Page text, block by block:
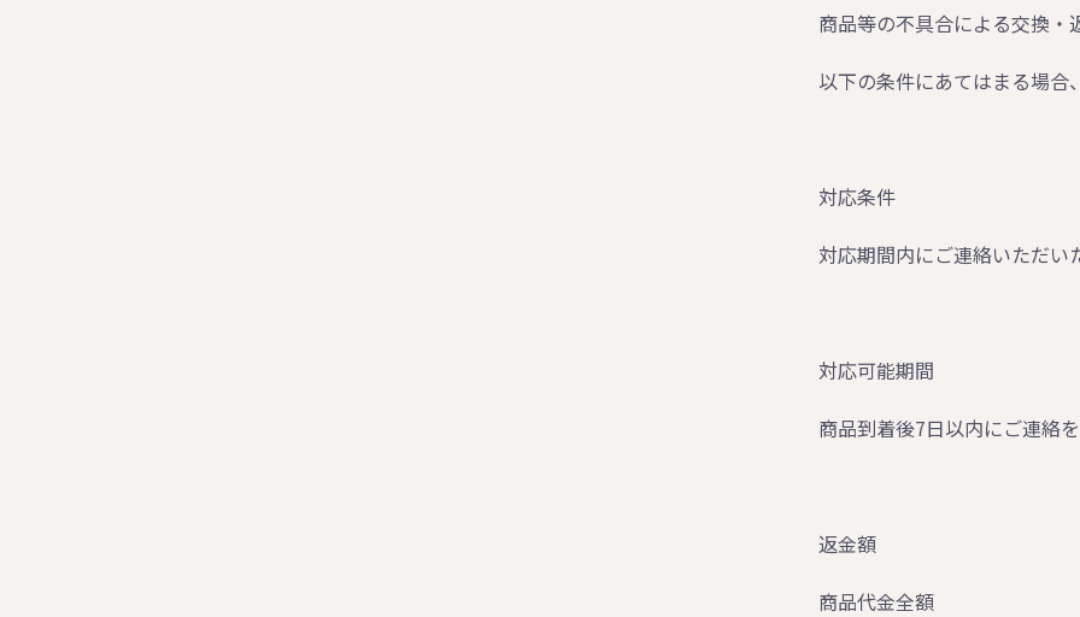
商品等の不具合による交換・
以下の条件にあてはまる場合
対応条件
対応期間内にご連絡いただい
対応可能期間
商品到着後7日以内にご連絡
返金額
商品代金全額